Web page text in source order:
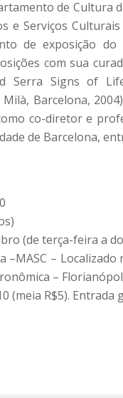
de Cultura
Serviços
de exposição
com sua
Serra Signs of
Barcelona,
co-diretor e
de Barcelona,
(de terça-feira a
–MASC –
–
(meia R$5).